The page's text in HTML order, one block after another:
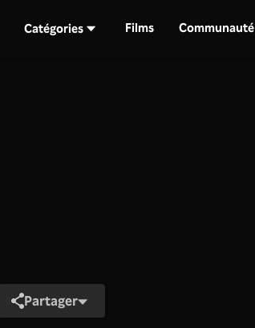
Catégories Films Communauté
Partager